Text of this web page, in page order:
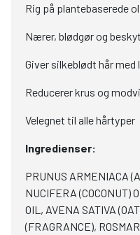
Rig på plantebaserede
Nærer, blødgør og
Giver silkeblødt hår med
Reducerer krus og
Velegnet til alle hårtyper
Ingredienser:
PRUNUS ARMENIACA
NUCIFERA (COCONUT)
OIL, AVENA SATIVA
(FRAGRANCE),